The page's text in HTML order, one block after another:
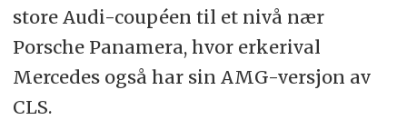
store Audi-coupéen til et nivå nær
Porsche Panamera, hvor erkerival
Mercedes også har sin AMG-versjon av
CLS.